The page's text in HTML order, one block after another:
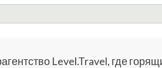
Level.Travel, где